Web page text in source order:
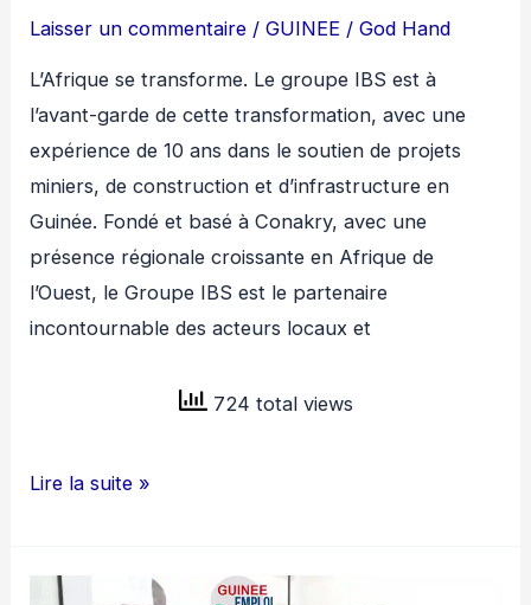
Laisser un commentaire /GUINEE /God Hand
L’Afrique se transforme. Le groupe IBS est à
l’avant-garde de cette transformation, avec une
expérience de 10 ans dans le soutien de projets
miniers, de construction et d’infrastructure en
Guinée. Fondé et basé à Conakry, avec une
présence régionale croissante en Afrique de
l’Ouest, le Groupe IBS est le partenaire
incontournable des acteurs locaux et
724 total views
GROUPE
STAGIAIRE
Lire la suite »